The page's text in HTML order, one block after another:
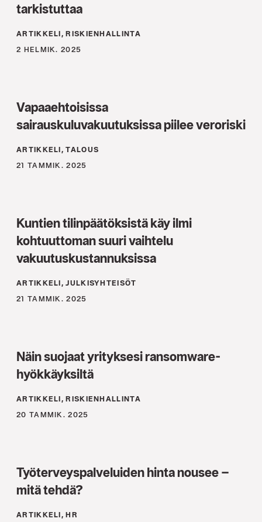
tarkistuttaa
ARTIKKELI, RISKIENHALLINTA
2 HELMIK. 2025
Vapaaehtoisissa
sairauskuluvakuutuksissa piilee veroriski
ARTIKKELI, TALOUS
21 TAMMIK. 2025
Kuntien tilinpäätöksistä käy ilmi
kohtuuttoman suuri vaihtelu
vakuutuskustannuksissa
ARTIKKELI, JULKISYHTEISÖT
21 TAMMIK. 2025
Näin suojaat yrityksesi ransomware-
hyökkäyksiltä
ARTIKKELI, RISKIENHALLINTA
20 TAMMIK. 2025
Työterveyspalveluiden hinta nousee –
mitä tehdä?
ARTIKKELI, HR